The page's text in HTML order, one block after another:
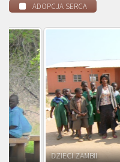
ADOPCJA SERCA
DZIECI ZAMBII